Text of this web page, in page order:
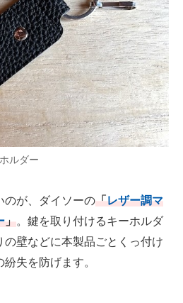
ド
来
ィ
ルダー
が、ダイソーの「レザー調マ
」。鍵を取り付けるキーホルダ
の壁などに本製品ごとくっ付け
失を防げます。